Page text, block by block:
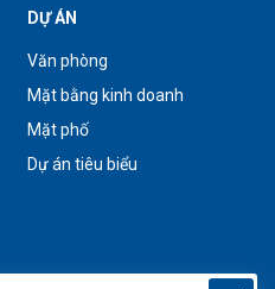
DỰ ÁN
Văn phòng
Mặt bằng kinh doanh
Mặt phố
Dự án tiêu biểu